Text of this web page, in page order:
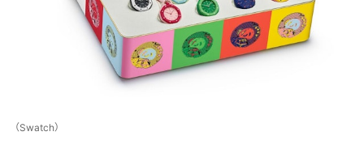
（Swatch）